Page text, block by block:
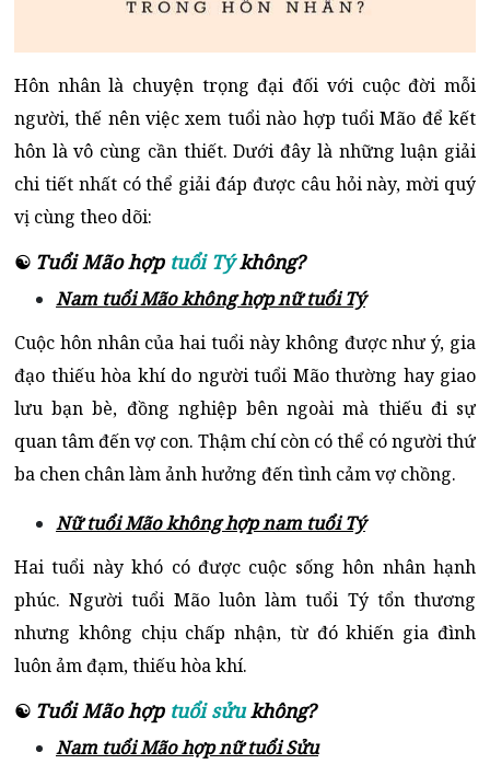
Hôn nhân là chuyện trọng đại đối với cuộc đời mỗi
người, thế nên việc xem tuổi nào hợp tuổi Mão để kết
hôn là vô cùng cần thiết. Dưới đây là những luận giải
chi tiết nhất có thể giải đáp được câu hỏi này, mời quý
vị cùng theo dõi:
☯ Tuổi Mão hợp tuổi Týkhông?
Nam tuổi Mão không hợp nữ tuổi Tý
Cuộc hôn nhân của hai tuổi này không được như ý, gia
đạo thiếu hòa khí do người tuổi Mão thường hay giao
lưu bạn bè, đồng nghiệp bên ngoài mà thiếu đi sự
quan tâm đến vợ con. Thậm chí còn có thể có người thứ
ba chen chân làm ảnh hưởng đến tình cảm vợ chồng.
Nữ tuổi Mão không hợp nam tuổi Tý
Hai tuổi này khó có được cuộc sống hôn nhân hạnh
phúc. Người tuổi Mão luôn làm tuổi Tý tổn thương
nhưng không chịu chấp nhận, từ đó khiến gia đình
luôn ảm đạm, thiếu hòa khí.
☯ Tuổi Mão hợp tuổi sửukhông?
Nam tuổi Mão hợp nữ tuổi Sửu